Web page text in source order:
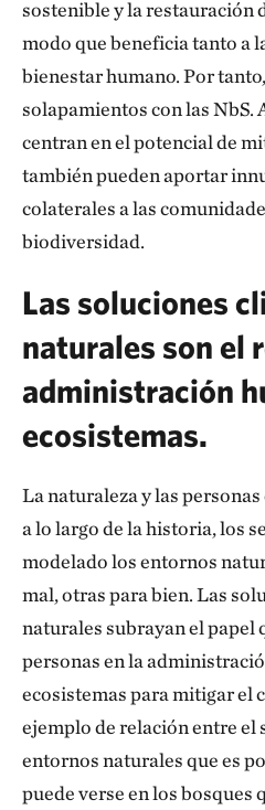
sostenible y la restauración
modo que beneficia tanto a
bienestar humano. Por
solapamientos con las NbS.
centran en el potencial de
también pueden aportar
colaterales a las
biodiversidad.
Las soluciones
naturales son el
administración
ecosistemas.
La naturaleza y las
a lo largo de la historia, los
modelado los entornos
mal, otras para bien. Las
naturales subrayan el papel
personas en la
ecosistemas para mitigar el
ejemplo de relación entre el
entornos naturales que es
puede verse en los bosques